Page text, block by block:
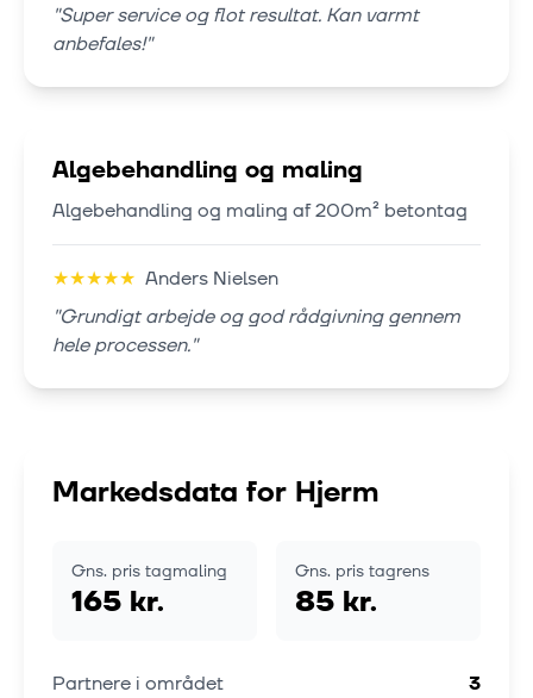
"Super service og flot resultat. Kan varmt
anbefales!"
Algebehandling og maling
Algebehandling og maling af 200m² betontag
★★★★★ Anders Nielsen
"Grundigt arbejde og god rådgivning gennem
hele processen."
Markedsdata for Hjerm
Gns. pris tagmaling
165 kr.
Gns. pris tagrens
85 kr.
Partnere i området
3